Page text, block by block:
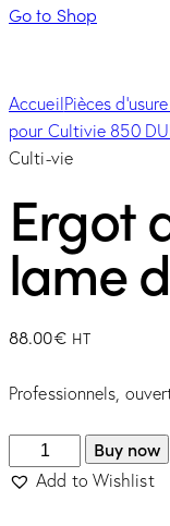
Go to Shop
AccueilPièces
pour Cultivie 850
Culti-vie
Ergot
lame
88.00€ HT
Professionnels,
Buy now
Add to Wishlist